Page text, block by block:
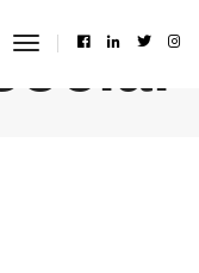
toggle